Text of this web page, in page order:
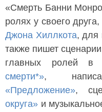
«Смерть Банни
ролях у своего
Джона Хиллкота, для
также пишет
главных ролей в
смерти*»,
«Предложение»,
округа» и